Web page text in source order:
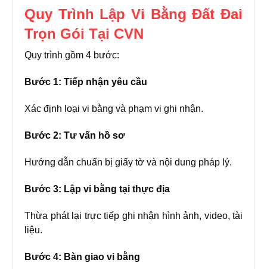
Quy Trình Lập Vi Bằng Đất Đai
Trọn Gói Tại CVN
Quy trình gồm 4 bước:
Bước 1: Tiếp nhận yêu cầu
Xác định loại vi bằng và phạm vi ghi nhận.
Bước 2: Tư vấn hồ sơ
Hướng dẫn chuẩn bị giấy tờ và nội dung pháp lý.
Bước 3: Lập vi bằng tại thực địa
Thừa phát lại trực tiếp ghi nhận hình ảnh, video, tài
liệu.
Bước 4: Bàn giao vi bằng